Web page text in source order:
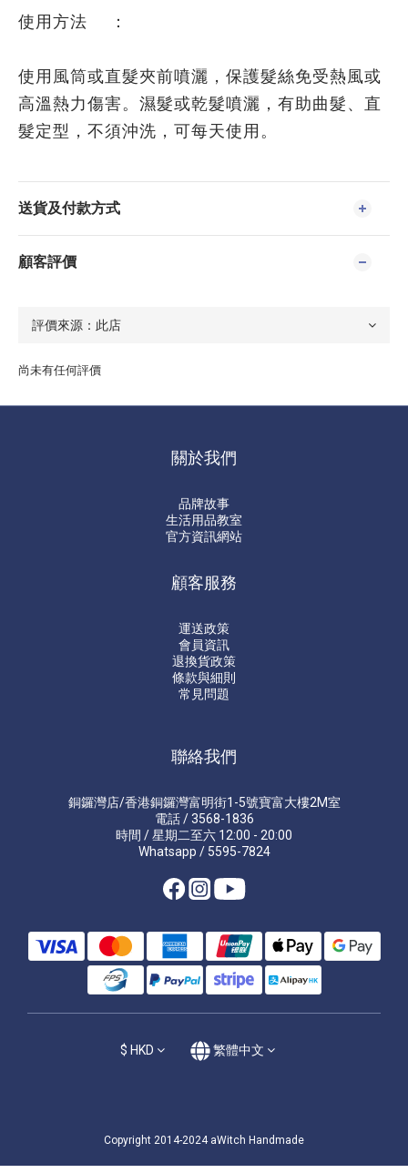
使用方法 ：
使用風筒或直髮夾前噴灑，保護髮絲免受熱風或
高溫熱力傷害。濕髮或乾髮噴灑，有助曲髮、直
髮定型，不須沖洗，可每天使用。
送貨及付款方式
顧客評價
尚未有任何評價
關於我們
品牌故事
生活用品教室
官方資訊網站
顧客服務
運送政策
會員資訊
退換貨政策
條款與細則
常見問題
聯絡我們
銅鑼灣店/香港銅鑼灣富明街1-5號寶富大樓2M室
電話 / 3568-1836
時間 / 星期二至六 12:00 - 20:00
Whatsapp / 5595-7824
$ HKD 繁體中文
Copyright 2014-2024 aWitch Handmade